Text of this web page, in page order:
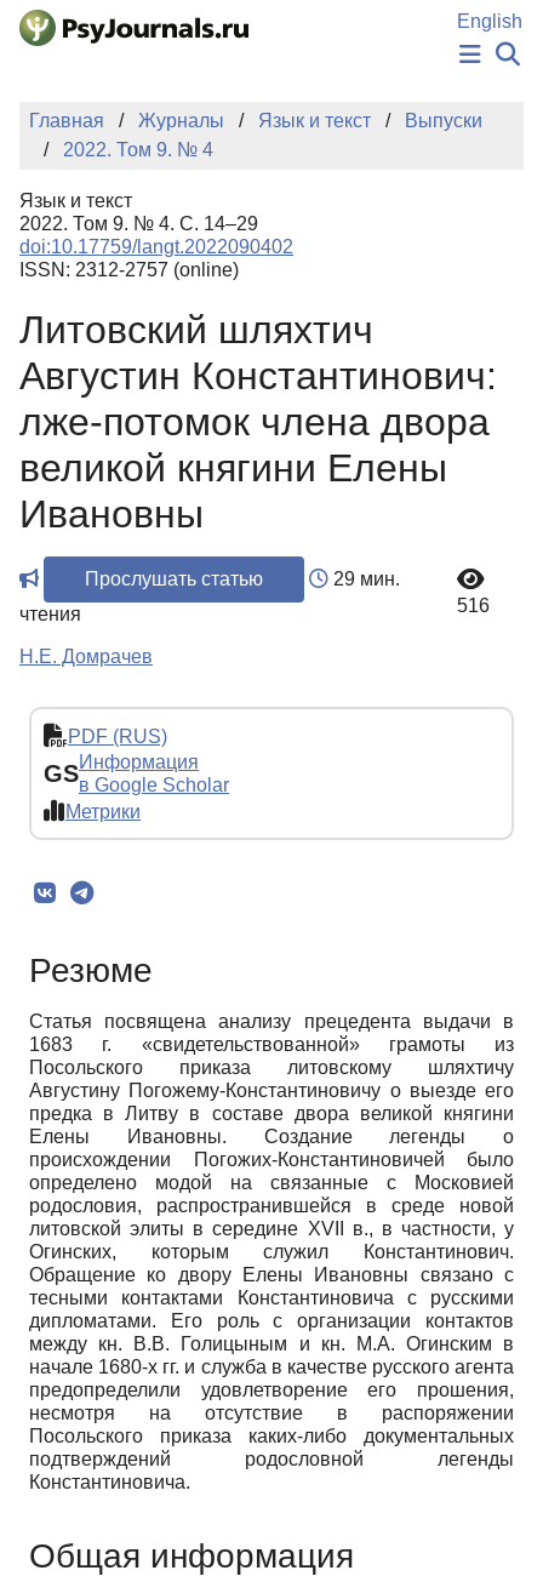
Перейти к основному содержанию
English
НОВОСТИ
БАЗА ЗНАНИЙ
КЛЮЧЕВЫЕ СЛОВА
Регистрация
Главная Журналы Язык и текст
Выпуски
2022. Том 9. № 4
Язык и текст
2022. Том 9. № 4. С. 14–29
doi:10.17759/langt.2022090402
ISSN: 2312-2757 (online)
Литовский шляхтич
Августин Константинович:
лже-потомок члена двора
великой княгини Елены
Ивановны
Прослушать статью
29 мин.
чтения
516
Н.Е. Домрачев
PDF (RUS)
GSИнформация
в Google Scholar
Метрики
Резюме
Статья посвящена анализу прецедента выдачи в
1683 г. «свидетельствованной» грамоты из
Посольского приказа литовскому шляхтичу
Августину Погожему-Константиновичу о выезде его
предка в Литву в составе двора великой княгини
Елены Ивановны. Создание легенды о
происхождении Погожих-Константиновичей было
определено модой на связанные с Московией
родословия, распространившейся в среде новой
литовской элиты в середине XVII в., в частности, у
Огинских, которым служил Константинович.
Обращение ко двору Елены Ивановны связано с
тесными контактами Константиновича с русскими
дипломатами. Его роль с организации контактов
между кн. В.В. Голицыным и кн. М.А. Огинским в
начале 1680-х гг. и служба в качестве русского агента
предопределили удовлетворение его прошения,
несмотря на отсутствие в распоряжении
Посольского приказа каких-либо документальных
подтверждений родословной легенды
Константиновича.
Общая информация